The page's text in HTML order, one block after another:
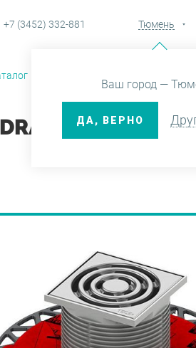
+7 (3452) 332-881 Тюмень
Ваш город —
ДА, ВЕРНО